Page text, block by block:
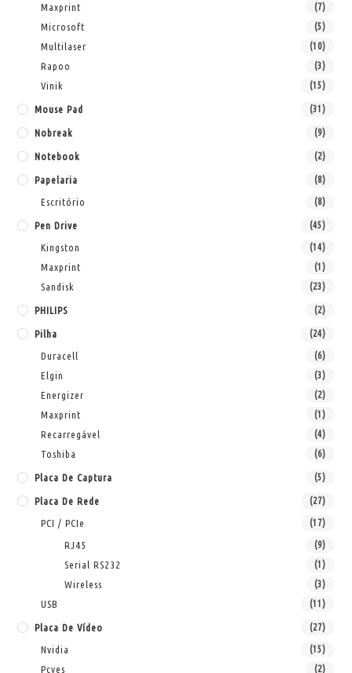
Maxprint (7)
Microsoft (5)
Multilaser (10)
Rapoo (3)
Vinik (15)
Mouse Pad (31)
Nobreak (9)
Notebook (2)
Papelaria (8)
Escritório (8)
Pen Drive (45)
Kingston (14)
Maxprint (1)
Sandisk (23)
PHILIPS (2)
Pilha (24)
Duracell (6)
Elgin (3)
Energizer (2)
Maxprint (1)
Recarregável (4)
Toshiba (6)
Placa De Captura (5)
Placa De Rede (27)
PCI / PCIe (17)
RJ45 (9)
Serial RS232 (1)
Wireless (3)
USB (11)
Placa De Vídeo (27)
Nvidia (15)
Pcyes (2)